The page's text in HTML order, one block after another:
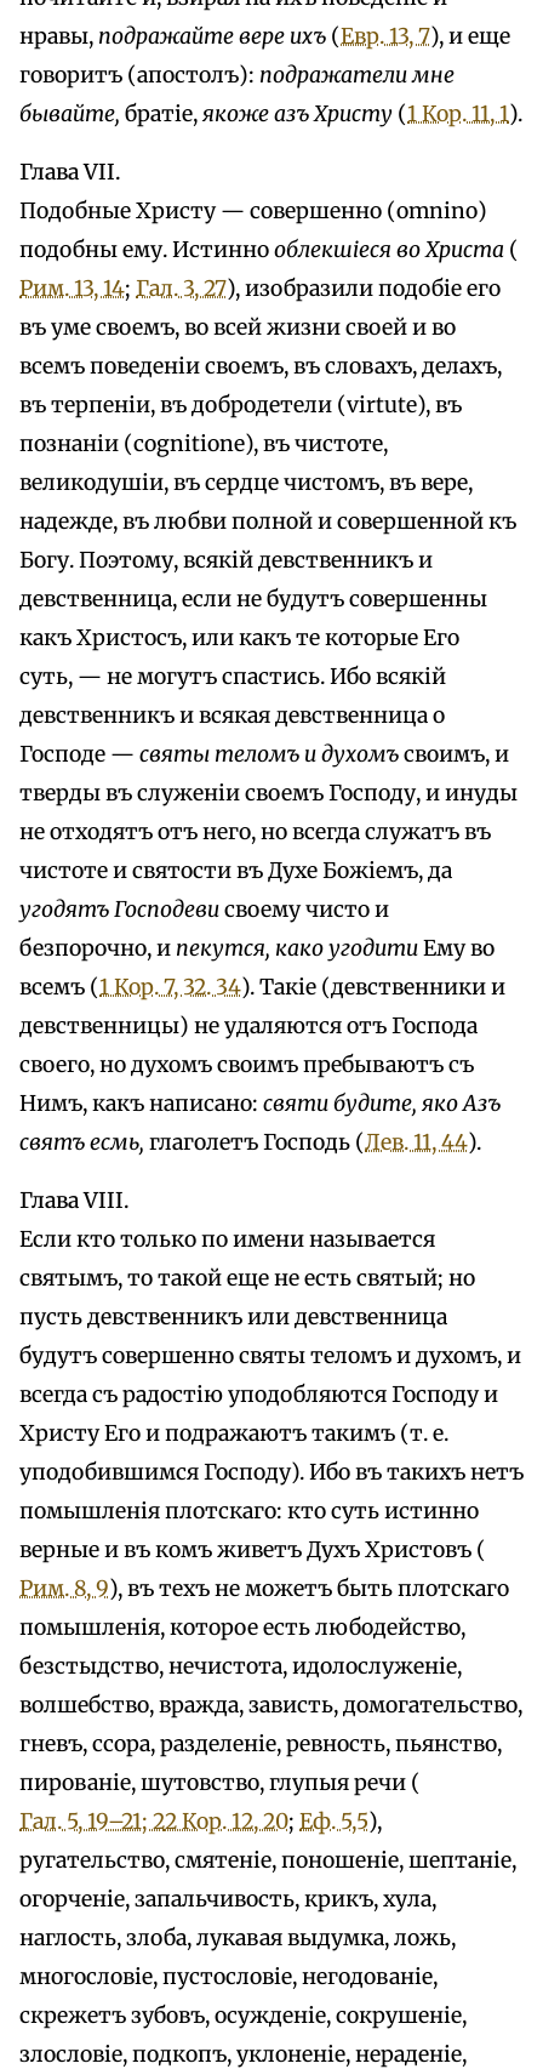
нравы, подражайте вере ихъ (Евр. 13, 7), и еще
говоритъ (апостолъ): подражатели мне
бывайте, братіе,якоже азъ Христу (1 Кор. 11, 1).
Глава VII.
Подобные Христу — совершенно (omnino)
подобны ему. Истиннооблекшіеся во Христа (
Рим. 13, 14; Гал. 3, 27), изобразили подобіе его
въ уме своемъ, во всей жизни своей и во
всемъ поведеніи своемъ, въ словахъ, делахъ,
въ терпеніи, въ добродетели (virtute), въ
познаніи (cognitione), въ чистоте,
великодушіи, въ сердце чистомъ, въ вере,
надежде, въ любви полной и совершенной къ
Богу. Поэтому, всякій девственникъ и
девственница, если не будутъ совершенны
какъ Христосъ, или какъ те которые Его
суть, — не могутъ спастись. Ибо всякій
девственникъ и всякая девственница о
Господе — святы теломъ и духомъсвоимъ, и
тверды въ служеніи своемъ Господу, и инуды
не отходятъ отъ него, но всегда служатъ въ
чистоте и святости въ Духе Божіемъ, да
угодятъ Господевисвоему чисто и
безпорочно, и пекутся, како угодитиЕму во
всемъ (1 Кор. 7, 32. 34). Такіе (девственники и
девственницы) не удаляются отъ Господа
своего, но духомъ своимъ пребываютъ съ
Нимъ, какъ написано: святи будите, яко Азъ
святъ есмь, глаголетъ Господь (Лев. 11, 44).
Глава VIII.
Если кто только по имени называется
святымъ, то такой еще не есть святый; но
пусть девственникъ или девственница
будутъ совершенно святы теломъ и духомъ, и
всегда съ радостію уподобляются Господу и
Христу Его и подражаютъ такимъ (т. е.
уподобившимся Господу). Ибо въ такихъ нетъ
помышленія плотскаго: кто суть истинно
верные и въ комъ живетъ Духъ Христовъ (
Рим. 8, 9), въ техъ не можетъ быть плотскаго
помышленія, которое есть любодейство,
безстыдство, нечистота, идолослуженіе,
волшебство, вражда, зависть, домогательство,
гневъ, ссора, разделеніе, ревность, пьянство,
пированіе, шутовство, глупыя речи (
Гал. 5, 19–21; 22 Кор. 12, 20; Еф. 5,5),
ругательство, смятеніе, поношеніе, шептаніе,
огорченіе, запальчивость, крикъ, хула,
наглость, злоба, лукавая выдумка, ложь,
многословіе, пустословіе, негодованіе,
скрежетъ зубовъ, осужденіе, сокрушеніе,
злословіе, подкопъ, уклоненіе, нераденіе,